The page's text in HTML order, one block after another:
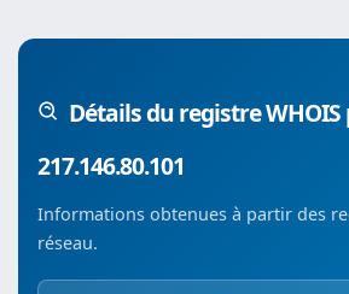
Détails du registre WHOIS
217.146.80.101
Informations obtenues à partir des
réseau.